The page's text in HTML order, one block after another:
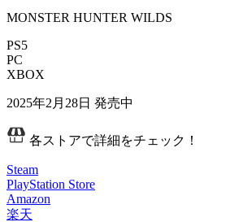
MONSTER HUNTER WILDS
PS5
PC
XBOX
2025年2月28日 発売中
各ストアで詳細をチェック！
Steam
PlayStation Store
Amazon
楽天